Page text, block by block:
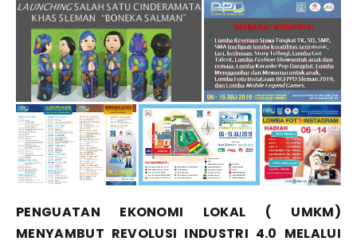
PENGUATAN EKONOMI LOKAL ( UMKM)
MENYAMBUT REVOLUSI INDUSTRI 4.0 MELALUI